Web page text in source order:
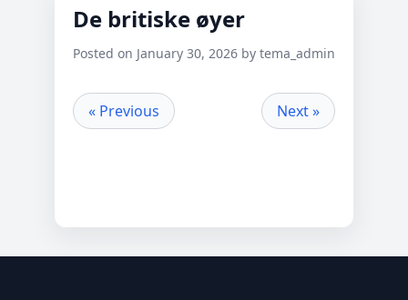
De britiske øyer
Posted on January 30, 2026 by tema_admin
« Previous Next »